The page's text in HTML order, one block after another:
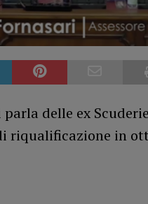
delle ex
riqualificazione in